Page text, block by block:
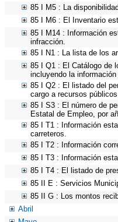
85 I M5 : La
85 I M6 : El Inventario
85 I M14 : Información
infracción.
85 I N1 : La lista de los
85 I Q1 : El Catálogo de
incluyendo la
85 I Q2 : El listado del
cargo a recursos
85 I S3 : El número de
Estatal de Empleo, por
85 I T1 : Información
carreteros.
85 I T2 : Información
85 I T3 : Información
85 I T4 : El listado de
85 II E : Servicios
85 II G : Los montos
Abril